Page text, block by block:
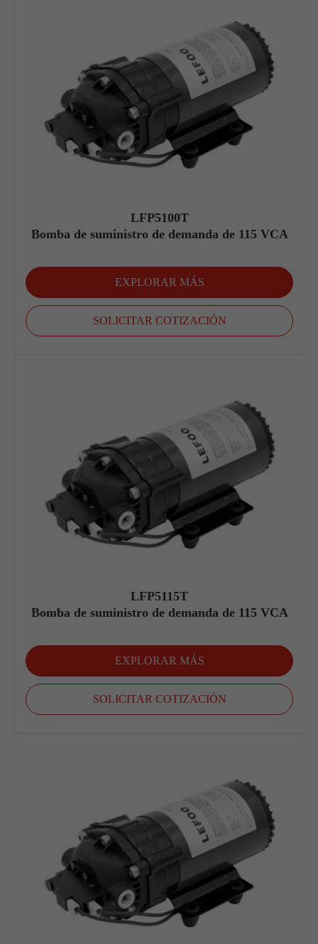
LFP5100T
Bomba de suministro de demanda de 115 VCA
EXPLORAR MÁS
SOLICITAR COTIZACIÓN
LFP5115T
Bomba de suministro de demanda de 115 VCA
EXPLORAR MÁS
SOLICITAR COTIZACIÓN